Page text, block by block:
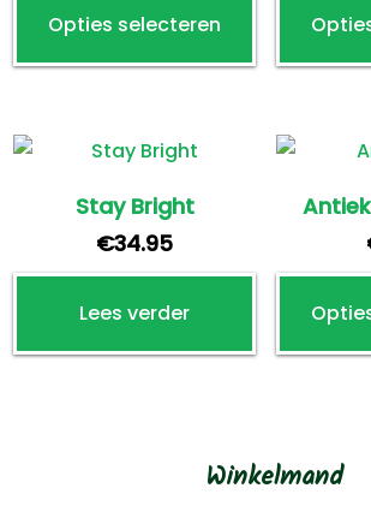
Opties selecteren
product
heeft
variaties.
optie
gekozen
worden
Stay Bright
€34.95
Lees verder
Winkelmand